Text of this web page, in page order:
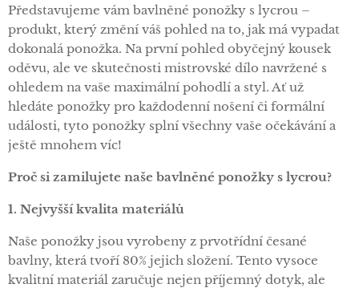
Představujeme vám bavlněné ponožky s lycrou –
produkt, který změní váš pohled na to, jak má vypadat
dokonalá ponožka. Na první pohled obyčejný kousek
oděvu, ale ve skutečnosti mistrovské dílo navržené s
ohledem na vaše maximální pohodlí a styl. Ať už
hledáte ponožky pro každodenní nošení či formální
události, tyto ponožky splní všechny vaše očekávání a
ještě mnohem víc!
Proč si zamilujete naše bavlněné ponožky s lycrou?
1. Nejvyšší kvalita materiálů
Naše ponožky jsou vyrobeny z prvotřídní česané
bavlny, která tvoří 80% jejich složení. Tento vysoce
kvalitní materiál zaručuje nejen příjemný dotyk, ale